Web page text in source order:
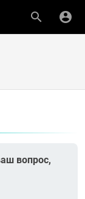
вопрос,